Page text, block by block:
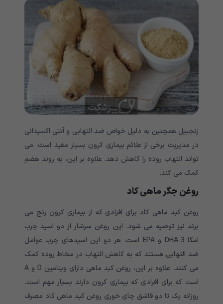
زنجبیل همچنین به دلیل خواص ضد التهابی و آنتی اکسیدانی
در مدیریت برخی از علائم بیماری کرون بسیار مفید است. می
تواند التهاب روده را کاهش دهد. علاوه بر این، به روند هضم
کمک می کند.
روغن جگر ماهی کاد
روغن کبد ماهی کاد برای افرادی که از بیماری کرون رنج می
برند نیز توصیه می شود. این روغن سرشار از دو اسید چرب
امگا 3-DHA و EPA است. هر دو این اسیدهای چرب عوامل
ضد التهابی هستند که به کاهش التهاب در مخاط روده کمک
می کنند. علاوه بر این، روغن کبد ماهی دارای ویتامین D و A
است که برای افرادی که بیماری کرون دارند بسیار مهم است.
روزانه یک تا دو قاشق چای خوری روغن کبد ماهی کاد مصرف